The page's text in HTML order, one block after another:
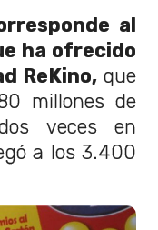
al
ha ofrecido
ReKino, que
millones de
veces en
a los 3.400